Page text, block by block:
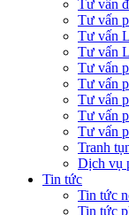
Tư vấn
Tư vấn
Tư vấn
Tư vấn
Tư vấn
Tư vấn
Tư vấn
Tư vấn
Tư vấn
Tranh
Dịch vụ
Tin tức
Tin tức
Tin tức